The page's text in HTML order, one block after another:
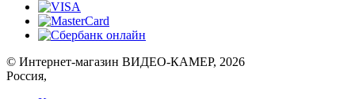
© Интернет-магазин ВИДЕО-КАМЕР, 2026
Россия,